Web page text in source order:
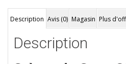
Description Avis (0) Magasin Plus
Description